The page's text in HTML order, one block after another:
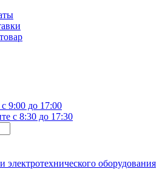
9:00 до 17:00
с 8:30 до 17:30